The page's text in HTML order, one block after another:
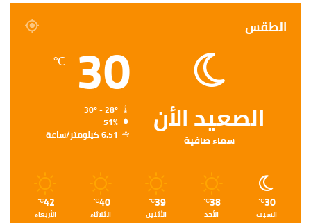
الطقس
الصعيد الأن
سماء صافية
30
℃
51%
6.51 كيلومتر/ساعة
30
℃
السبت
38
℃
الأحد
39
℃
الأثنين
40
℃
الثلاثاء
42
℃
الأربعاء